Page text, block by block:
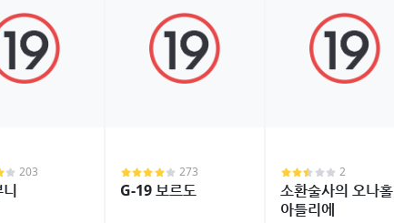
203 273
G-19 보르도
2
소환술사의 오나홀
아틀리에